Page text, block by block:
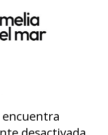
encuentra